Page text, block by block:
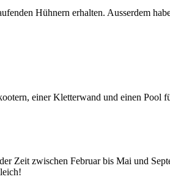
Hühnern erhalten. Ausserdem
einer Kletterwand und einen
Zeit zwischen Februar bis Mai und